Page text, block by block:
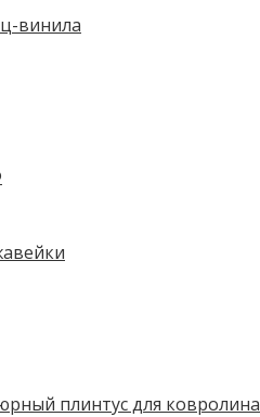
винила
плинтус для ковролина